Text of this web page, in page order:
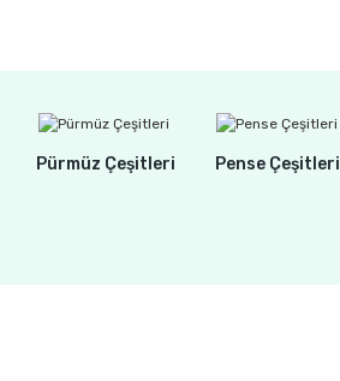
Pürmüz Çeşitleri Pense Çeşitleri